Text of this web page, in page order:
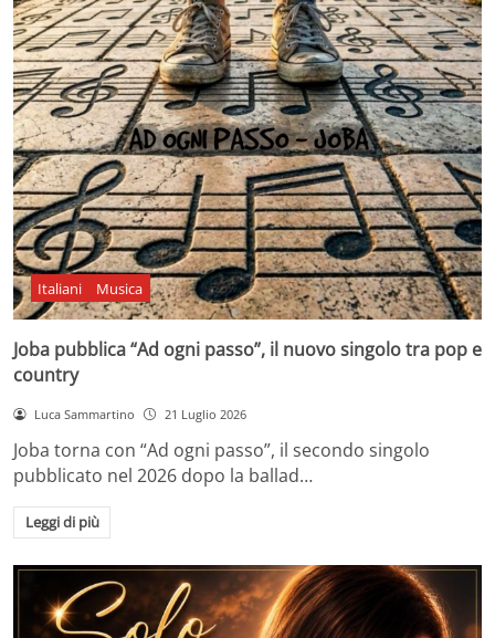
Italiani Musica
Joba pubblica “Ad ogni passo”, il nuovo singolo tra pop e
country
Luca Sammartino 21 Luglio 2026
Joba torna con “Ad ogni passo”, il secondo singolo
pubblicato nel 2026 dopo la ballad…
Leggi di più